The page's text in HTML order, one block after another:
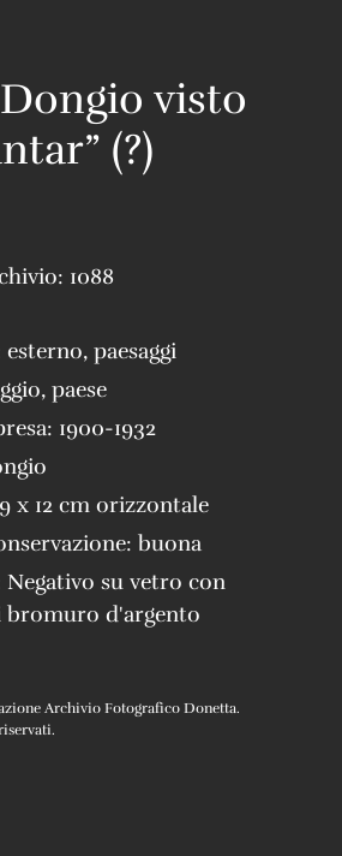
visto
(?)
1088
esterno, paesaggi
, paese
1900-1932
9 x 12 cm orizzontale
buona
Negativo su vetro con
bromuro d'argento
Archivio Fotografico Donetta.